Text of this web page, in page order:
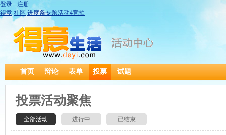
登录 - 注册
得意 社区 进度条专题活动4竞拍
首页 辩论 表单 投票 试题
投票活动聚焦
全部活动 进行中 已结束